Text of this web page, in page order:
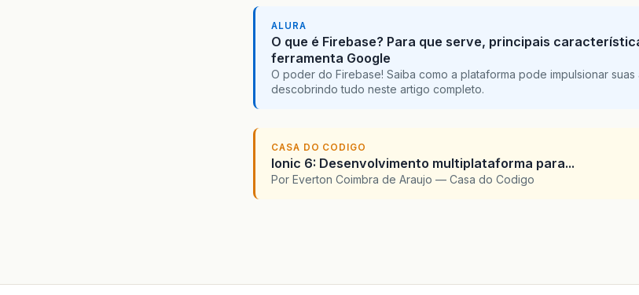
ALURA
O que é Firebase? Para que serve, principais
ferramenta Google
O poder do Firebase! Saiba como a plataforma pode impulsionar
descobrindo tudo neste artigo completo.
CASA DO CODIGO
Ionic 6: Desenvolvimento multiplataforma para...
Por Everton Coimbra de Araujo — Casa do Codigo